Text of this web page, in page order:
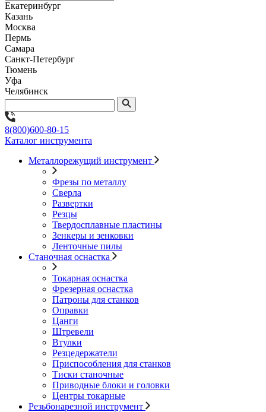
Екатеринбург
Казань
Москва
Пермь
Самара
Санкт-Петербург
Тюмень
Уфа
Челябинск
8(800)600-80-15
Каталог инструмента
Металлорежущий инструмент
Фрезы по металлу
Сверла
Развертки
Резцы
Твердосплавные пластины
Зенкеры и зенковки
Ленточные пилы
Станочная оснастка
Токарная оснастка
Фрезерная оснастка
Патроны для станков
Оправки
Цанги
Штревели
Втулки
Резцедержатели
Приспособления для станков
Тиски станочные
Приводные блоки и головки
Центры токарные
Резьбонарезной инструмент